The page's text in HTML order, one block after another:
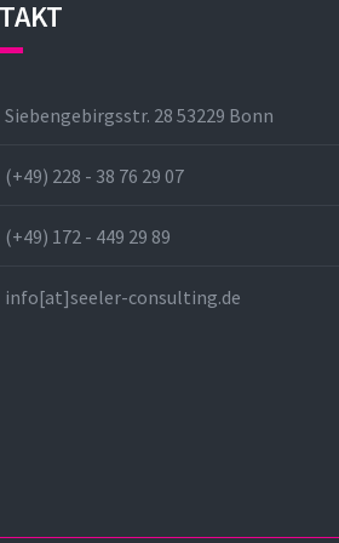
Siebengebirgsstr. 28 53229 Bonn
(+49) 228 - 38 76 29 07
(+49) 172 - 449 29 89
info[at]seeler-consulting.de